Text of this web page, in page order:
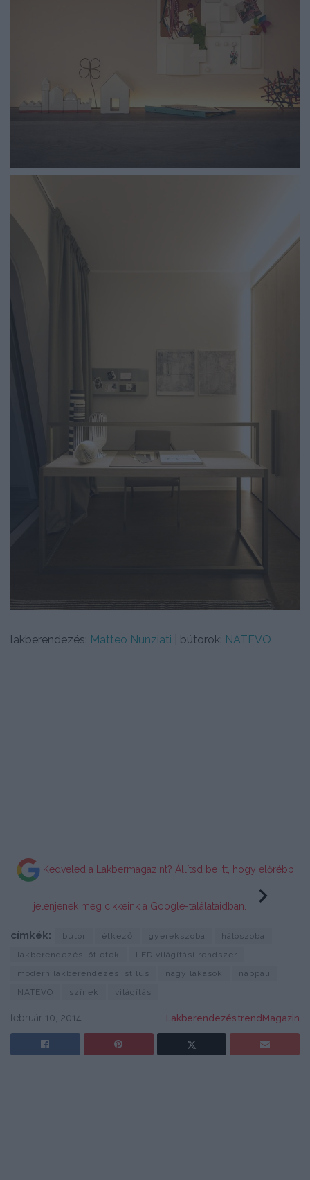
lakberendezés: Matteo Nunziati | bútorok: NATEVO
Kedveled a Lakbermagazint? Állítsd be itt, hogy előrébb
jelenjenek meg cikkeink a Google-találataidban.
címkék: bútor étkező gyerekszoba
hálószoba
lakberendezési ötletek
LED világítási rendszer
modern lakberendezési stílus
nagy lakások
nappali
NATEVO
színek világítás
február 10, 2014 Lakberendezés trendMagazin